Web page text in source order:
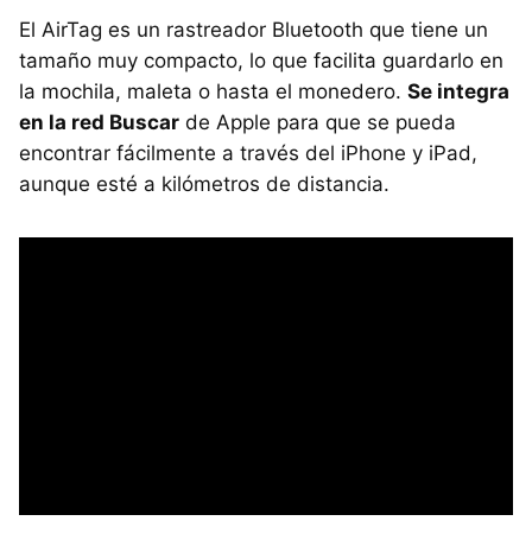
El AirTag es un rastreador Bluetooth que tiene un
tamaño muy compacto, lo que facilita guardarlo en
la mochila, maleta o hasta el monedero. Se integra
en la red Buscar de Apple para que se pueda
encontrar fácilmente a través del iPhone y iPad,
aunque esté a kilómetros de distancia.